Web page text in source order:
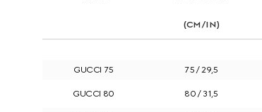
(CM/IN)
GUCCI 75 75 / 29,5
GUCCI 80 80 / 31,5